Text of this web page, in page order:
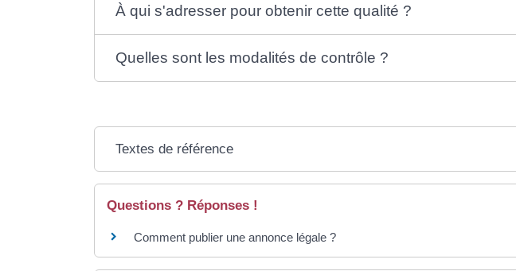
À qui s'adresser pour obtenir cette qualité ?
Quelles sont les modalités de contrôle ?
Textes de référence
Questions ? Réponses !
Comment publier une annonce légale ?